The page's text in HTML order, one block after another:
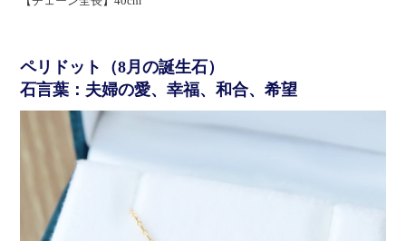
ペリドット（8月の誕生石）
石言葉：夫婦の愛、幸福、和合、希望